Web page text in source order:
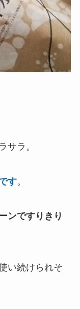
サラ。
す。
ンですりきり
い続けられそ